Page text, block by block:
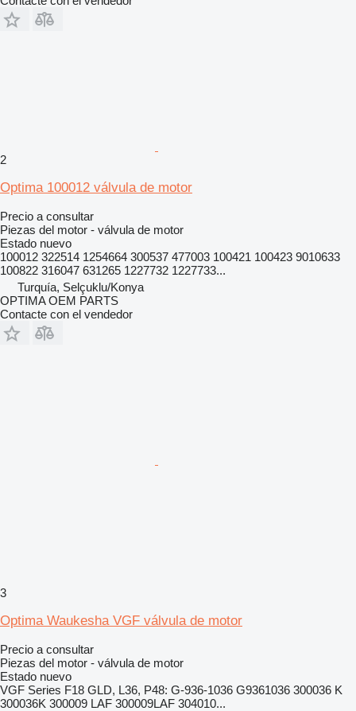
2
Optima 100012 válvula de motor
Precio a consultar
Piezas del motor - válvula de motor
Estado nuevo
100012 322514 1254664 300537 477003 100421 100423 9010633
100822 316047 631265 1227732 1227733...
Turquía, Selçuklu/Konya
OPTIMA OEM PARTS
Contacte con el vendedor
3
Optima Waukesha VGF válvula de motor
Precio a consultar
Piezas del motor - válvula de motor
Estado nuevo
VGF Series F18 GLD, L36, P48: G-936-1036 G9361036 300036 K
300036K 300009 LAF 300009LAF 304010...